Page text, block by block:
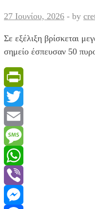
στην
Κρήτη
από
τον
πέμπτο
όροφο
ξενοδοχείου
27 Ιουνίου, 2026 - by
Σε εξέλιξη βρίσκεται
σημείο έσπευσαν 50
PrintFriendly
Twitter
Email
Message
WhatsApp
Viber